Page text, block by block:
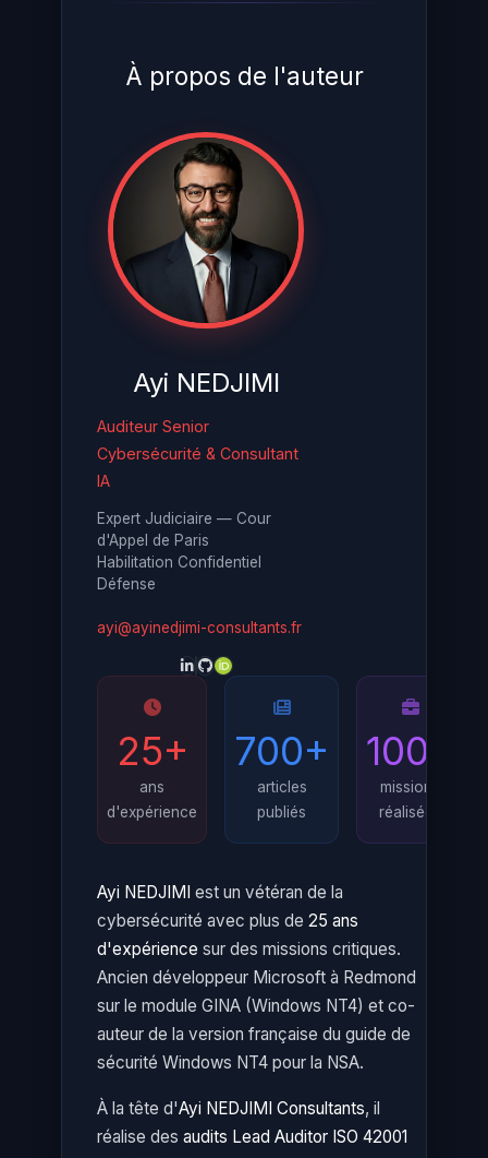
À propos de l'auteur
Ayi NEDJIMI
Auditeur Senior
Cybersécurité & Consultant
IA
Expert Judiciaire — Cour
d'Appel de Paris
Habilitation Confidentiel
Défense
ayi@ayinedjimi-consultants.fr
25+
ans
d'expérience
700+
articles
publiés
100+
missions
réalisées
Ayi NEDJIMI est un vétéran de la
cybersécurité avec plus de 25 ans
d'expérience sur des missions critiques.
Ancien développeur Microsoft à Redmond
sur le module GINA (Windows NT4) et co-
auteur de la version française du guide de
sécurité Windows NT4 pour la NSA.
À la tête d'Ayi NEDJIMI Consultants, il
réalise des audits Lead Auditor ISO 42001